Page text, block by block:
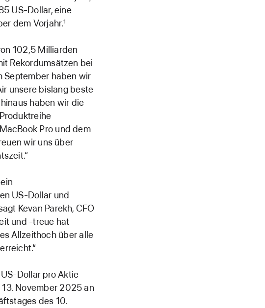
US-Dollar, eine
dem Vorjahr.1
102,5 Milliarden
Rekordumsätzen bei
September haben wir
unsere bislang beste
haben wir die
Pro und dem
wir uns über
US-Dollar und
Kevan Parekh, CFO
und -treue hat
Allzeithoch über alle
Dollar pro Aktie
November 2025 an
des 10.